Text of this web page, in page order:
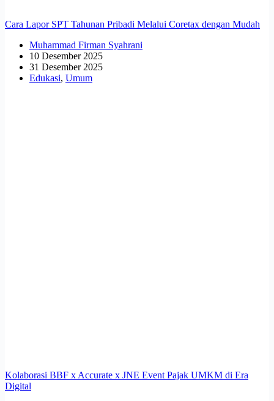
Cara Lapor SPT Tahunan Pribadi Melalui Coretax dengan Mudah
Muhammad Firman Syahrani
10 Desember 2025
31 Desember 2025
Edukasi, Umum
Kolaborasi BBF x Accurate x JNE Event Pajak UMKM di Era
Digital